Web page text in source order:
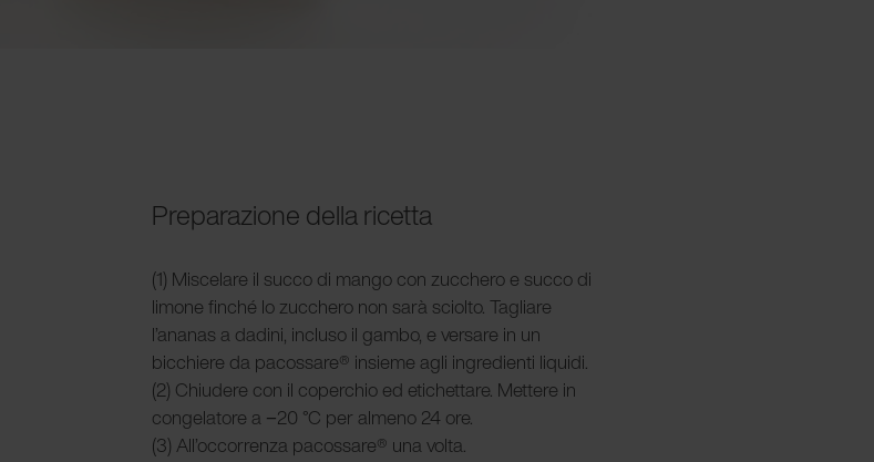
Preparazione della ricetta
(1) Miscelare il succo di mango con zucchero e succo di
limone finché lo zucchero non sarà sciolto. Tagliare
l’ananas a dadini, incluso il gambo, e versare in un
bicchiere da pacossare® insieme agli ingredienti liquidi.
(2) Chiudere con il coperchio ed etichettare. Mettere in
congelatore a −20 °C per almeno 24 ore.
(3) All’occorrenza pacossare® una volta.